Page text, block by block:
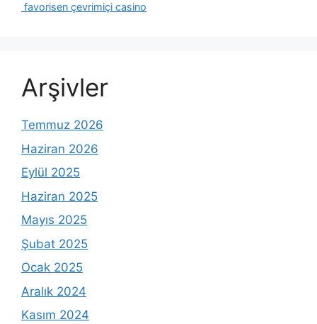
favorisen çevrimiçi casino
Arşivler
Temmuz 2026
Haziran 2026
Eylül 2025
Haziran 2025
Mayıs 2025
Şubat 2025
Ocak 2025
Aralık 2024
Kasım 2024